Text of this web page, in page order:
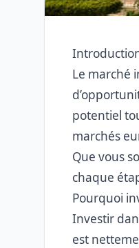
Le marché
potentiel
marchés
Que vous
chaque
Pourquoi
Investir
est